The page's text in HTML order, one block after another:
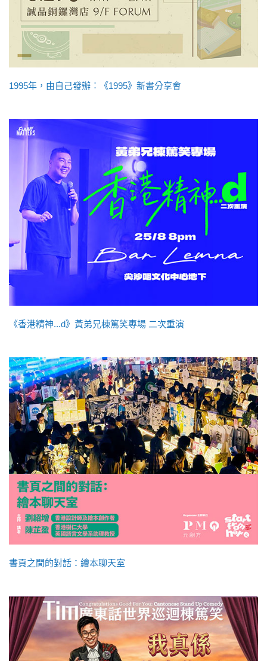
1995年，由自己發辦︰《1995》新書分享會
《香港精神...d》黃弟兄棟篤笑專場 二次重演
書頁之間的對話：繪本聊天室